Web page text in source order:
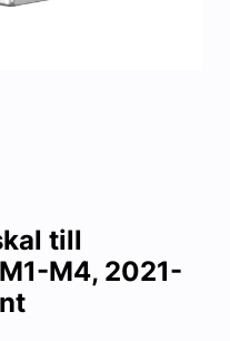
till
M4, 2021-